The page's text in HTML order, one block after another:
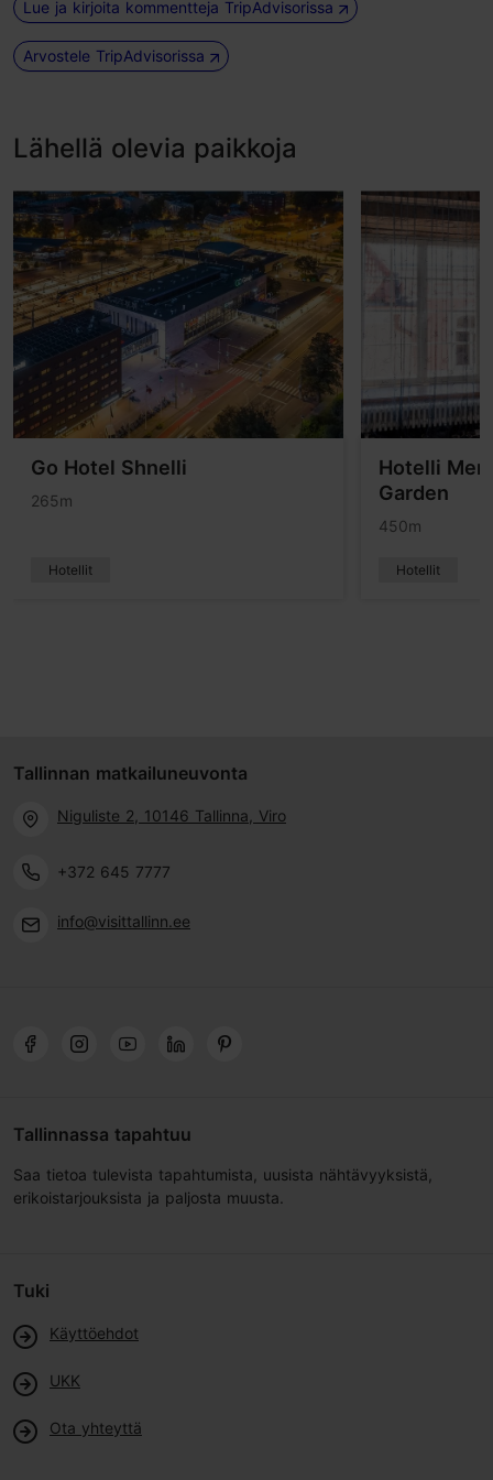
Lue ja kirjoita kommentteja TripAdvisorissa
Arvostele TripAdvisorissa
Lähellä olevia paikkoja
Go Hotel Shnelli
265m
Hotellit
Hotelli
Garden
450m
Hotellit
Tallinnan matkailuneuvonta
Niguliste 2, 10146 Tallinna, Viro
+372 645 7777
info@visittallinn.ee
Tallinnassa tapahtuu
Saa tietoa tulevista tapahtumista, uusista nähtävyyksistä,
erikoistarjouksista ja paljosta muusta.
Tuki
Käyttöehdot
UKK
Ota yhteyttä